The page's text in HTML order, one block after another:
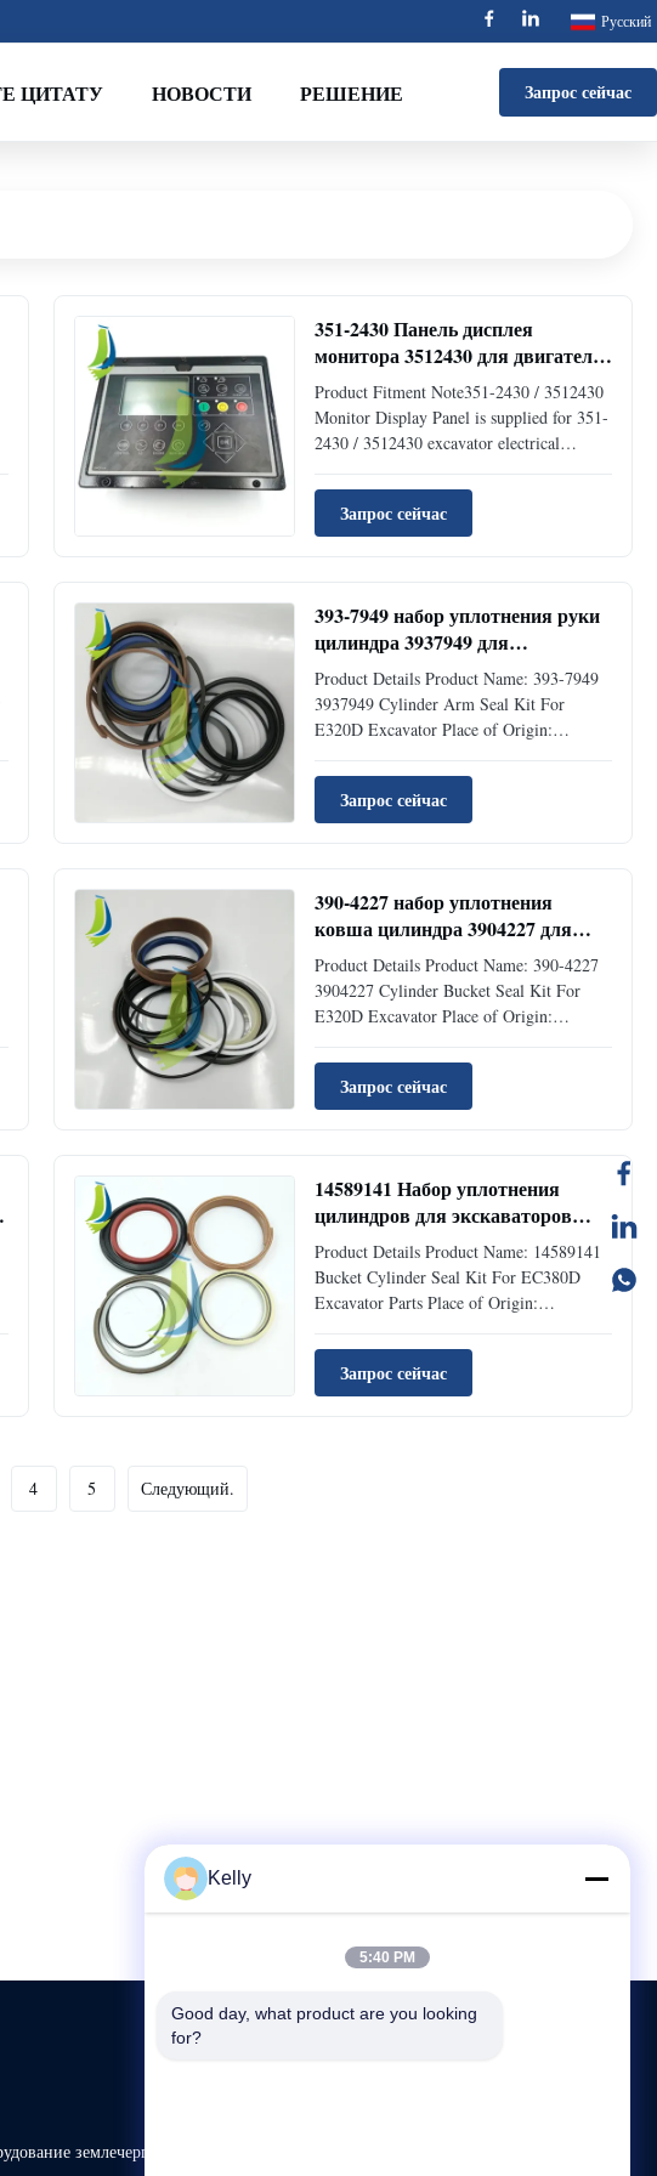
Русский
ЦИТАТУ НОВОСТИ РЕШЕНИЕ Запрос сейчас
351-2430 Панель дисплея
монитора 3512430 для двигателя
3412
Product Fitment Note351-2430 / 3512430
Monitor Display Panel is supplied for 351-
2430 / 3512430 excavator electrical
suitable for buyers who need a matching
excavator part by part number, machine
model, and product photos.Key details:
Запрос сейчас
393-7949 набор уплотнения руки
цилиндра 3937949 для
экскаватора Э320Д
Product Details Product Name: 393-7949
3937949 Cylinder Arm Seal Kit For
E320D Excavator Place of Origin:
Number: E320D Part Number: 393-7949
Type: Excavator Accessories MOQ 1 Piece
Condition: Brand New Availability: Rick
Запрос сейчас
390-4227 набор уплотнения
ковша цилиндра 3904227 для
экскаватора Э320Д
Product Details Product Name: 390-4227
3904227 Cylinder Bucket Seal Kit For
E320D Excavator Place of Origin:
Number: E320D Part Number: 390-4227
Type: Excavator Accessories MOQ 1 Piece
Condition: Brand New Availability: Rick
Запрос сейчас
14589141 Набор уплотнения
цилиндров для экскаваторов
EC380D
Product Details Product Name: 14589141
Bucket Cylinder Seal Kit For EC380D
Excavator Parts Place of Origin:
Number: EC380D Part Number: 14589141
Type: Excavator Accessories MOQ 1 Piece
Condition: Brand New Availability: Rick
Запрос сейчас
4 5 Следующий.
землечерпалки
Kelly
5:40 PM
Good day, what product are you looking
for?